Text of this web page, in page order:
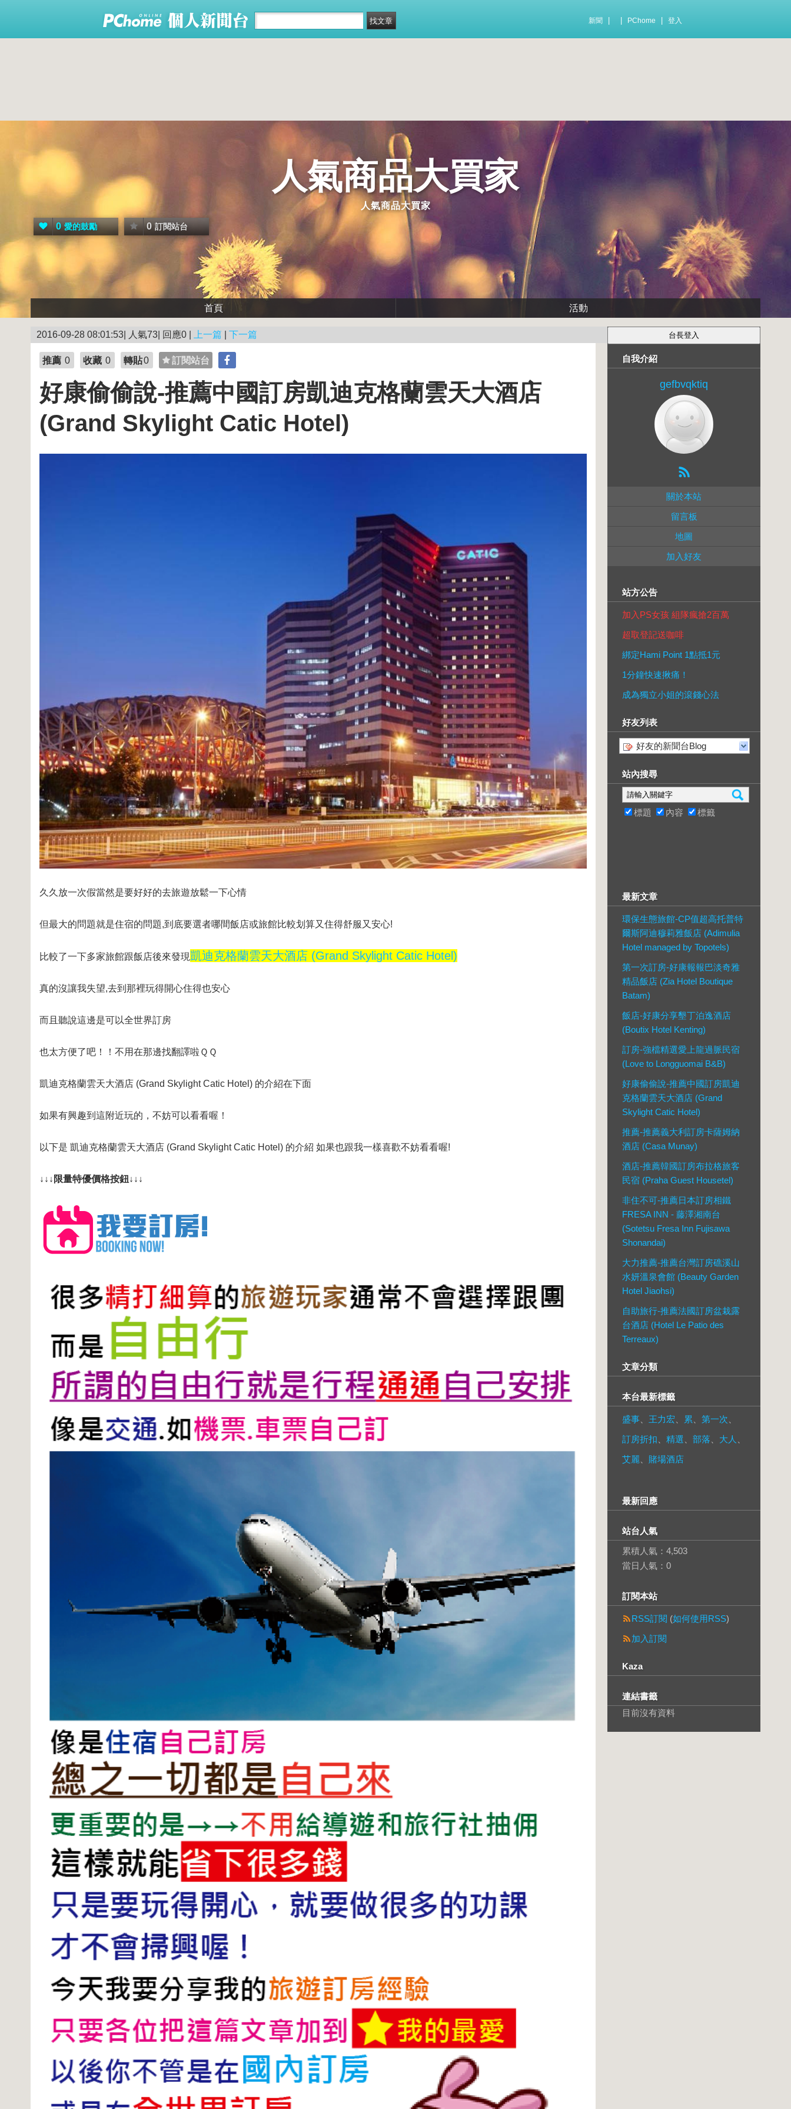
新聞 PChome 登入
人氣商品大買家
人氣商品大買家
0 愛的鼓勵 0 訂閱站台
首頁 活動
2016-09-28 08:01:53| 人氣73| 回應0 | 上一篇 下一篇
推薦 0 收藏 0 轉貼0 訂閱站台
好康偷偷說-推薦中國訂房凱迪克格蘭雲天大酒店
(Grand Skylight Catic Hotel)
久久放一次假當然是要好好的去旅遊放鬆一下心情
但最大的問題就是住宿的問題,到底要選者哪間飯店或旅館比較划算又住得舒服又安心!
比較了一下多家旅館跟飯店後來發現凱迪克格蘭雲天大酒店 (Grand Skylight Catic Hotel)
真的沒讓我失望,去到那裡玩得開心住得也安心
而且聽說這邊是可以全世界訂房
也太方便了吧！！不用在那邊找翻譯啦ＱＱ
凱迪克格蘭雲天大酒店 (Grand Skylight Catic Hotel) 的介紹在下面
如果有興趣到這附近玩的，不妨可以看看喔！
以下是 凱迪克格蘭雲天大酒店 (Grand Skylight Catic Hotel) 的介紹 如果也跟我一樣喜歡不妨看看喔!
↓↓↓限量特優價格按鈕↓↓↓
自我介紹
gefbvqktiq
關於本站
留言板
地圖
加入好友
站方公告
加入PS女孩 組隊瘋搶2百萬
超取登記送咖啡
綁定Hami Point 1點抵1元
1分鐘快速揪痛！
成為獨立小姐的滾錢心法
好友列表
好友的新聞台Blog
站內搜尋
標題 內容 標籤
最新文章
環保生態旅館-CP值超高托普特
爾斯阿迪穆莉雅飯店 (Adimulia
Hotel managed by Topotels)
第一次訂房-好康報報巴淡奇雅
精品飯店 (Zia Hotel Boutique
Batam)
飯店-好康分享墾丁泊逸酒店
(Boutix Hotel Kenting)
訂房-強檔精選愛上龍過脈民宿
(Love to Longguomai B&B)
好康偷偷說-推薦中國訂房凱迪
克格蘭雲天大酒店 (Grand
Skylight Catic Hotel)
推薦-推薦義大利訂房卡薩姆納
酒店 (Casa Munay)
酒店-推薦韓國訂房布拉格旅客
民宿 (Praha Guest Housetel)
非住不可-推薦日本訂房相鐵
FRESA INN - 藤澤湘南台
(Sotetsu Fresa Inn Fujisawa
Shonandai)
大力推薦-推薦台灣訂房礁溪山
水妍溫泉會館 (Beauty Garden
Hotel Jiaohsi)
自助旅行-推薦法國訂房盆栽露
台酒店 (Hotel Le Patio des
Terreaux)
文章分類
本台最新標籤
盛事 王力宏 累 第一次
訂房折扣
精選 部落 大人
艾麗
賭場酒店
最新回應
站台人氣
累積人氣： 4,503
當日人氣： 0
訂閱本站
RSS訂閱 (如何使用RSS)
加入訂閱
Kaza
連結書籤
目前沒有資料